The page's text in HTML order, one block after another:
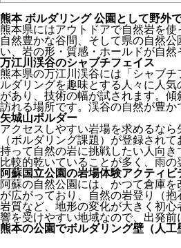
熊本 ボルダリング 公園として野外
熊本県にはアウトドアで自然岩を
自然豊かな谷間、そして県の自然
い、岩の形・質感・ホールドが自
万江川渓谷のシャブチフェイス
熊本県の万江川渓谷には「シャブ
ルダリングを趣味とする人々に人
があり、技術の幅が試されます。
訪れる場所です。渓谷の自然が豊
矢城山ボルダー
アクセスしやすい岩場を求めるな
（ボルダリング課題）が登録され
持って自然の岩に挑戦したい人向
比較的乾いていることが多く、雨
阿蘇国立公園の岩場体験アクティビ
阿蘇の自然公園には、かつて倉庫
が広がっており、自然の岩登り（
岩質など、地形の変化が大きく初
響を受けやすい地域なので、出発
熊本の公園でボルダリング壁（人工